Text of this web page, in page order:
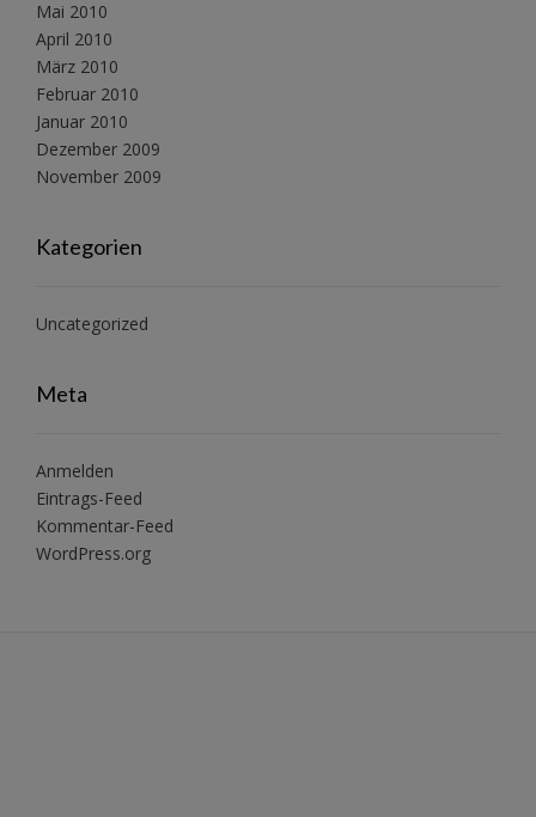
Mai 2010
April 2010
März 2010
Februar 2010
Januar 2010
Dezember 2009
November 2009
Kategorien
Uncategorized
Meta
Anmelden
Eintrags-Feed
Kommentar-Feed
WordPress.org